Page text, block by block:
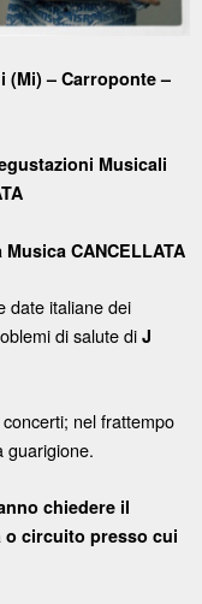
(Mi) – Carroponte –
Musicali
CANCELLATA
date italiane dei
di salute diJ
nel frattempo
guarigione.
chiedere il
circuito presso cui